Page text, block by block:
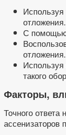
отложения.
С помощью
такого
Факторы,
Точного
ассенизаторов